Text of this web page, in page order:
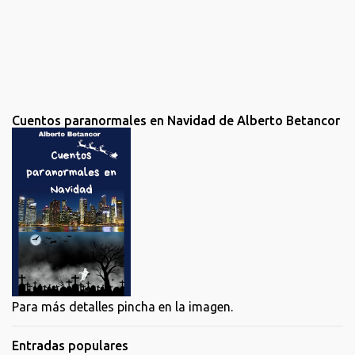
Cuentos paranormales en Navidad de Alberto Betancor
Para más detalles pincha en la imagen.
Entradas populares